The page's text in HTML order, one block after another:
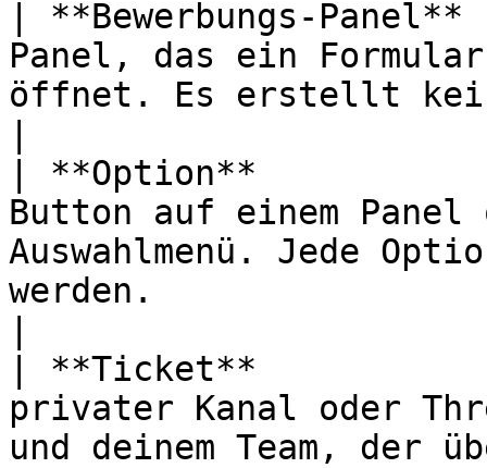
| **Bewerbungs-
Panel, das ein
öffnet. Es erstellt
| **Option**
Button auf einem
Auswahlmenü. Jede
werden.
| **Ticket**
privater Kanal oder
und deinem Team, der